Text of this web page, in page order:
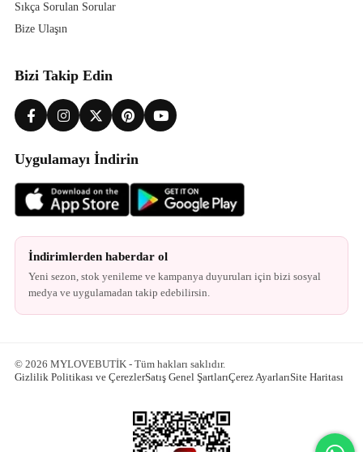
Sıkça Sorulan Sorular
Bize Ulaşın
Bizi Takip Edin
Uygulamayı İndirin
İndirimlerden haberdar ol
Yeni sezon, stok yenileme ve kampanya duyuruları için bizi sosyal
medya ve uygulamadan takip edebilirsin.
© 2026 MYLOVEBUTİK - Tüm hakları saklıdır.
Gizlilik Politikası ve ÇerezlerSatış Genel ŞartlarıÇerez AyarlarıSite Haritası